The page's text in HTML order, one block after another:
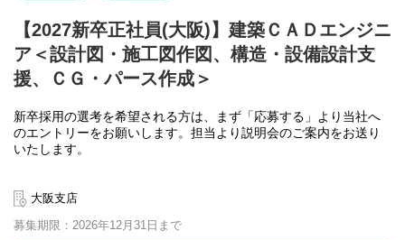
【2027新卒正社員(大阪)】建築ＣＡＤエンジニ
ア＜設計図・施工図作図、構造・設備設計支
援、ＣＧ・パース作成＞
新卒採用の選考を希望される方は、まず「応募する」より当社へ
のエントリーをお願いします。担当より説明会のご案内をお送り
いたします。
以下の書類をご郵送ください。
・履歴書
・卒業見込証明書
大阪支店
募集期限：2026年12月31日まで